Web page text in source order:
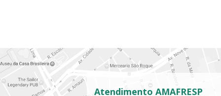
Atendimento AMAFRESP